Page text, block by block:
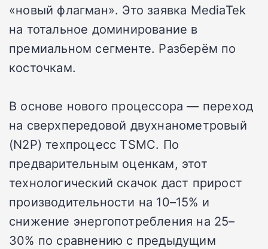
«новый флагман». Это заявка MediaTek
на тотальное доминирование в
премиальном сегменте. Разберём по
косточкам.
В основе нового процессора — переход
на сверхпередовой двухнанометровый
(N2P) техпроцесс TSMC. По
предварительным оценкам, этот
технологический скачок даст прирост
производительности на 10–15% и
снижение энергопотребления на 25–
30% по сравнению с предыдущим